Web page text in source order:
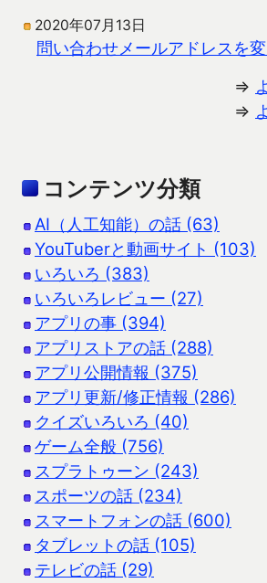
2020年07月13日
問い合わせメールアドレスを
⇒
⇒
コンテンツ分類
AI（人工知能）の話 (63)
YouTuberと動画サイト (103)
いろいろ (383)
いろいろレビュー (27)
アプリの事 (394)
アプリストアの話 (288)
アプリ公開情報 (375)
アプリ更新/修正情報 (286)
クイズいろいろ (40)
ゲーム全般 (756)
スプラトゥーン (243)
スポーツの話 (234)
スマートフォンの話 (600)
タブレットの話 (105)
テレビの話 (29)